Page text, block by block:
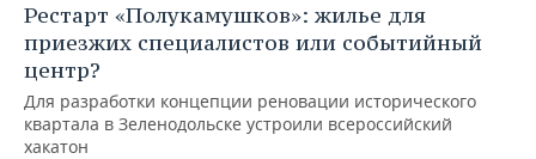
Рестарт «Полукамушков»: жилье для
приезжих специалистов или событийный
центр?
Для разработки концепции реновации исторического
квартала в Зеленодольске устроили всероссийский
хакатон